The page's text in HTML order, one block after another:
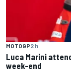
MOTOGP2 h
Luca Marini
week-end